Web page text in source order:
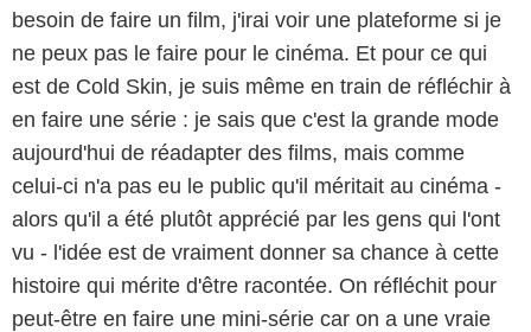
besoin de faire un film, j'irai voir une plateforme si je
ne peux pas le faire pour le cinéma. Et pour ce qui
est de Cold Skin, je suis même en train de réfléchir à
en faire une série : je sais que c'est la grande mode
aujourd'hui de réadapter des films, mais comme
celui-ci n'a pas eu le public qu'il méritait au cinéma -
alors qu'il a été plutôt apprécié par les gens qui l'ont
vu - l'idée est de vraiment donner sa chance à cette
histoire qui mérite d'être racontée. On réfléchit pour
peut-être en faire une mini-série car on a une vraie